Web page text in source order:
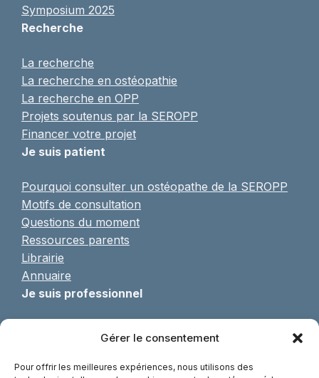
Gérer le consentement
Pour offrir les meilleures expériences, nous utilisons des
Symposium 2025
Recherche
La recherche
La recherche en ostéopathie
La recherche en OPP
Projets soutenus par la SEROPP
Financer votre projet
Je suis patient
Pourquoi consulter un ostéopathe de la SEROPP
Motifs de consultation
Questions du moment
Ressources parents
Librairie
Annuaire
Je suis professionnel
Formulaire d’adhésion
Formations continues